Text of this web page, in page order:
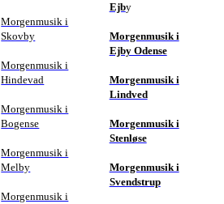
Morgenmusik i
Skovby
Morgenmusik i
Hindevad
Morgenmusik i
Bogense
Morgenmusik i
Melby
Morgenmusik i
Ejby
Morgenmusik i
Ejby Odense
Morgenmusik i
Lindved
Morgenmusik i
Stenløse
Morgenmusik i
Svendstrup